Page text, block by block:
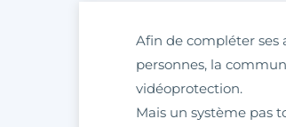
Afin de compléter ses
personnes, la
vidéoprotection.
Mais un système pas